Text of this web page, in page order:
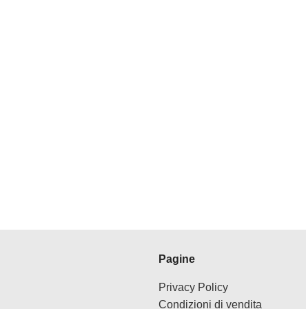
Pagine
Privacy Policy
Condizioni di vendita